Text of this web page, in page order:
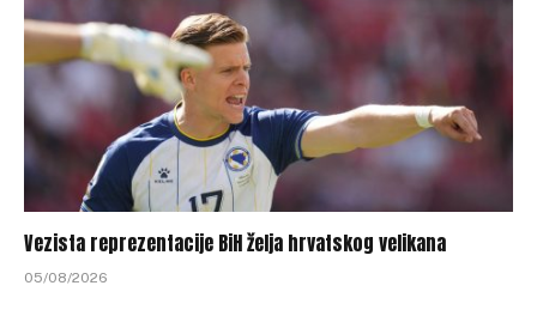
Vezista reprezentacije BiH želja hrvatskog velikana
05/08/2026